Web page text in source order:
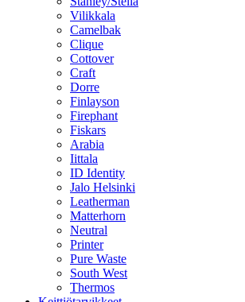
Vilikkala
Camelbak
Clique
Cottover
Craft
Dorre
Finlayson
Firephant
Fiskars
Arabia
Iittala
ID Identity
Jalo Helsinki
Leatherman
Matterhorn
Neutral
Printer
Pure Waste
South West
Thermos